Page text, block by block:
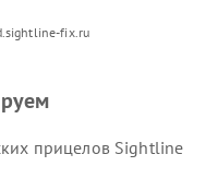
fix.ru
прицелов Sightline